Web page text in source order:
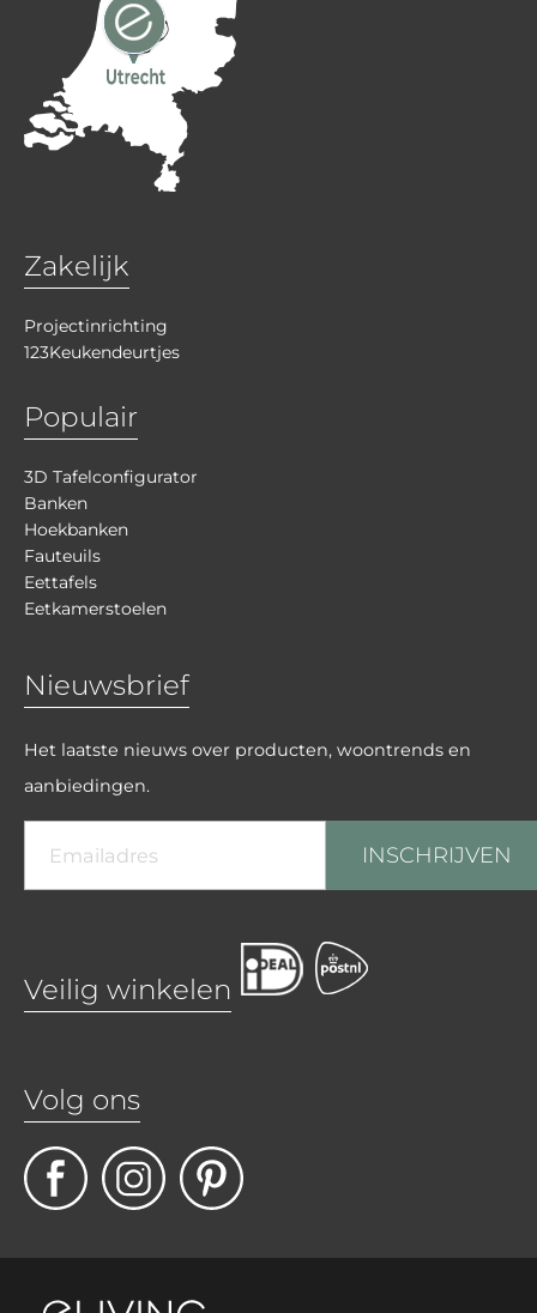
Zakelijk
Projectinrichting
123Keukendeurtjes
Populair
3D Tafelconfigurator
Banken
Hoekbanken
Fauteuils
Eettafels
Eetkamerstoelen
Nieuwsbrief
Het laatste nieuws over producten, woontrends en
aanbiedingen.
INSCHRIJVEN
Veilig winkelen
Volg ons